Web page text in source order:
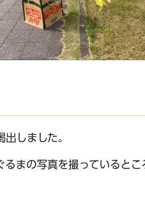
しました。
まの写真を撮っているとこ